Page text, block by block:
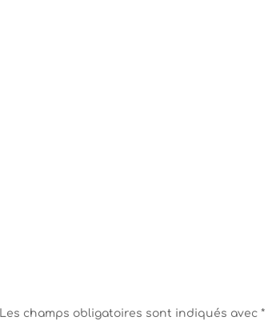
Les champs obligatoires sont indiqués avec*